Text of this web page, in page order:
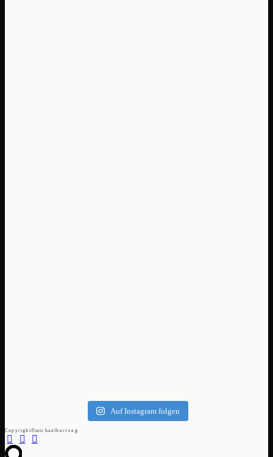
Auf Instagram folgen
Copyright©michaelherczeg